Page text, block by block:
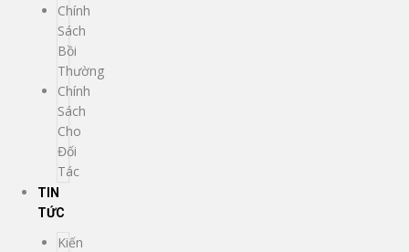
Chính
Sách
Bồi
Thường
Chính
Sách
Cho
Đối
Tác
TIN
TỨC
Kiến